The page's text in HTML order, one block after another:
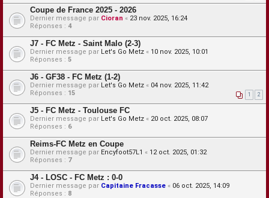
Coupe de France 2025 - 2026
Dernier message par Cioran « 23 nov. 2025, 16:24
Réponses : 4
J7 - FC Metz - Saint Malo (2-3)
Dernier message par Let's Go Metz « 10 nov. 2025, 10:01
Réponses : 5
J6 - GF38 - FC Metz (1-2)
Dernier message par Let's Go Metz « 04 nov. 2025, 11:42
Réponses : 15 1 2
J5 - FC Metz - Toulouse FC
Dernier message par Let's Go Metz « 20 oct. 2025, 08:07
Réponses : 6
Reims-FC Metz en Coupe
Dernier message par Encyfoot57L1 « 12 oct. 2025, 01:32
Réponses : 7
J4 - LOSC - FC Metz : 0-0
Dernier message par Capitaine Fracasse « 06 oct. 2025, 14:09
Réponses : 8